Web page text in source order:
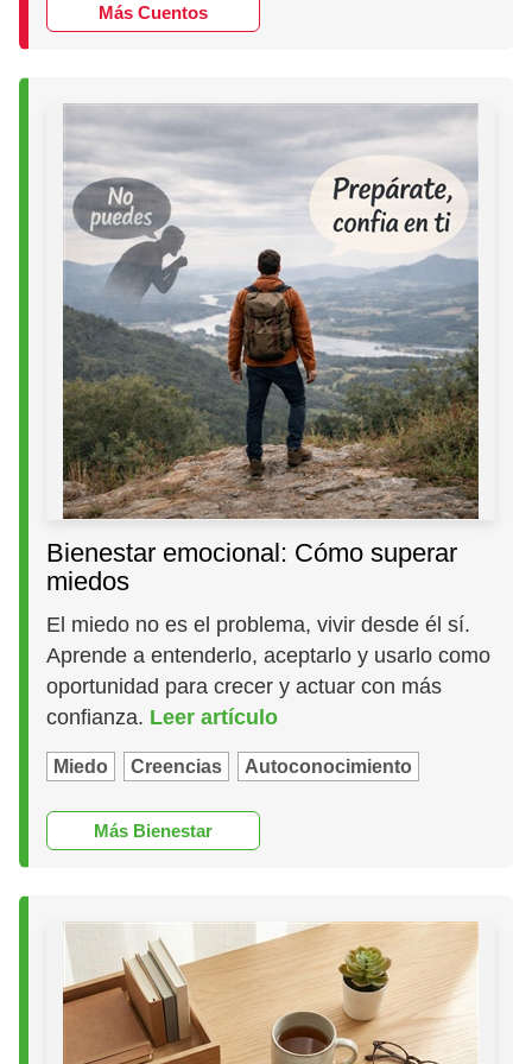
Más Cuentos
Bienestar emocional: Cómo superar
miedos
El miedo no es el problema, vivir desde él sí.
Aprende a entenderlo, aceptarlo y usarlo como
oportunidad para crecer y actuar con más
confianza. Leer artículo
Miedo Creencias Autoconocimiento
Más Bienestar